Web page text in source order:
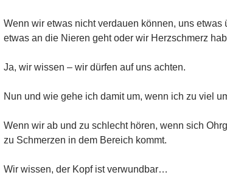
Wenn wir etwas nicht verdauen können, uns etwas
etwas an die Nieren geht oder wir Herzschmerz
Ja, wir wissen – wir dürfen auf uns achten.
Nun und wie gehe ich damit um, wenn ich zu viel
Wenn wir ab und zu schlecht hören, wenn sich
zu Schmerzen in dem Bereich kommt.
Wir wissen, der Kopf ist verwundbar…